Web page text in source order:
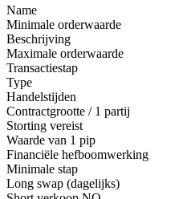
Name
Minimale orderwaarde
Beschrijving
Maximale orderwaarde
Transactiestap
Type
Handelstijden
Contractgrootte / 1 partij
Storting vereist
Waarde van 1 pip
Financiële hefboomwerking
Minimale stap
Long swap (dagelijks)